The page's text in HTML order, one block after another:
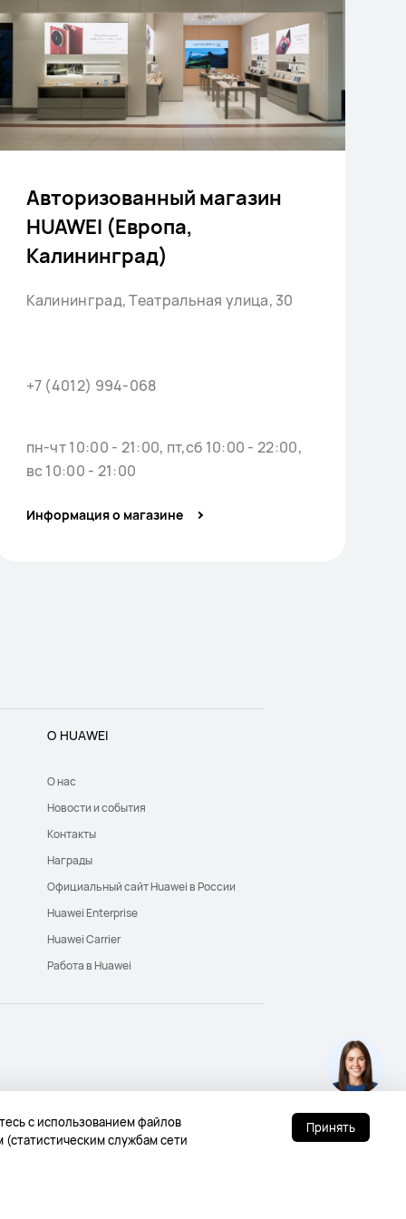
с использованием файлов
службам сети
Принять
Авторизованный магазин
HUAWEI (Европа,
Калининград)
Калининград, Театральная улица, 30
+7 (4012) 994-068
пн-чт 10:00 - 21:00, пт,сб 10:00 - 22:00,
вс 10:00 - 21:00
Информация о магазине
О HUAWEI
О нас
Новости и события
Контакты
Награды
Официальный сайт Huawei в России
Huawei Enterprise
Huawei Carrier
Работа в Huawei
сookie Russia - Pусский